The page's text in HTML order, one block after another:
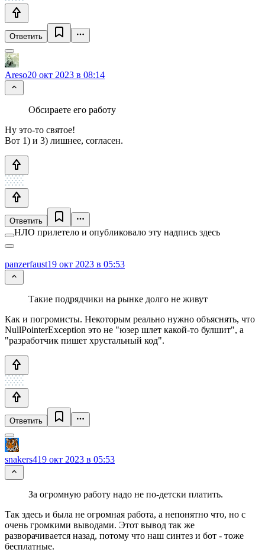
Ответить
Areso20 окт 2023 в 08:14
Обсираете его работу
Ну это-то святое!
Вот 1) и 3) лишнее, согласен.
Ответить
НЛО прилетело и опубликовало эту надпись здесь
panzerfaust19 окт 2023 в 05:53
Такие подрядчики на рынке долго не живут
Как и погромисты. Некоторым реально нужно объяснять, что
NullPointerException это не "юзер шлет какой-то булшит", а
"разработчик пишет хрустальный код".
Ответить
snakers419 окт 2023 в 05:53
За огромную работу надо не по-детски платить.
Так здесь и была не огромная работа, а непонятно что, но с
очень громкими выводами. Этот вывод так же
разворачивается назад, потому что наш синтез и бот - тоже
бесплатные.